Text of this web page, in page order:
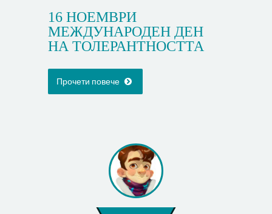
16 НОЕМВРИ
МЕЖДУНАРОДЕН ДЕН
НА ТОЛЕРАНТНОСТТА
Прочети повече